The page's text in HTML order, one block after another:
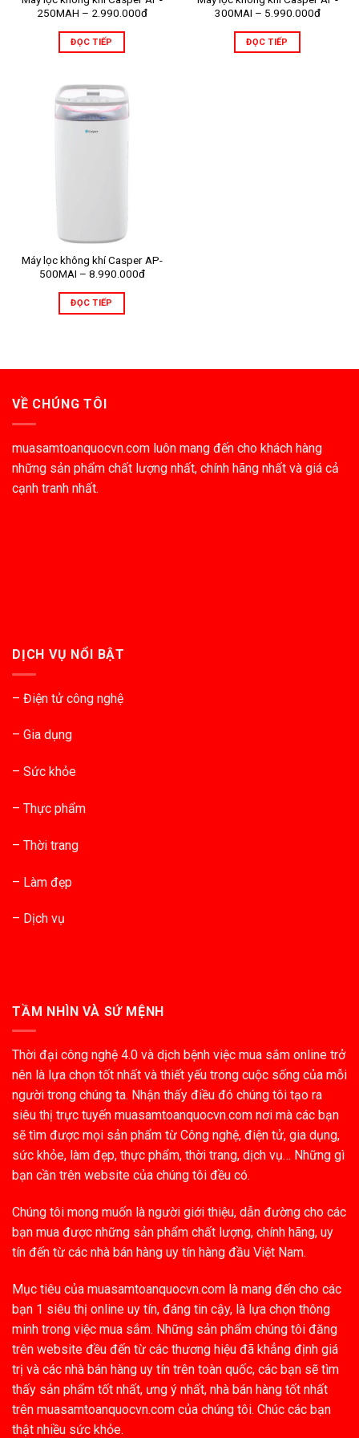
250MAH – 2.990.000đ
ĐỌC TIẾP
300MAI – 5.990.000đ
ĐỌC TIẾP
Máy lọc không khí Casper AP-
500MAI – 8.990.000đ
ĐỌC TIẾP
VỀ CHÚNG TÔI
muasamtoanquocvn.com luôn mang đến cho khách hàng
những sản phẩm chất lượng nhất, chính hãng nhất và giá cả
cạnh tranh nhất.
DỊCH VỤ NỔI BẬT
– Điện tử công nghệ
– Gia dụng
– Sức khỏe
– Thực phẩm
– Thời trang
– Làm đẹp
– Dịch vụ
TẦM NHÌN VÀ SỨ MỆNH
Thời đại công nghệ 4.0 và dịch bệnh việc mua sắm online trở
nên là lựa chọn tốt nhất và thiết yếu trong cuộc sống của mỗi
người trong chúng ta. Nhận thấy điều đó chúng tôi tạo ra
siêu thị trực tuyến muasamtoanquocvn.com nơi mà các bạn
sẽ tìm được mọi sản phẩm từ Công nghệ, điện tử, gia dụng,
sức khỏe, làm đẹp, thực phẩm, thời trang, dịch vụ… Những gì
bạn cần trên website của chúng tôi đều có.
Chúng tôi mong muốn là người giới thiệu, dẫn đường cho các
bạn mua được những sản phẩm chất lượng, chính hãng, uy
tín đến từ các nhà bán hàng uy tín hàng đầu Việt Nam.
Mục tiêu của muasamtoanquocvn.com là mang đến cho các
bạn 1 siêu thị online uy tín, đáng tin cậy, là lựa chọn thông
minh trong việc mua sắm. Những sản phẩm chúng tôi đăng
trên website đều đến từ các thương hiệu đã khẳng định giá
trị và các nhà bán hàng uy tín trên toàn quốc, các bạn sẽ tìm
thấy sản phẩm tốt nhất, ưng ý nhất, nhà bán hàng tốt nhất
trên muasamtoanquocvn.com của chúng tôi. Chúc các bạn
thật nhiều sức khỏe.